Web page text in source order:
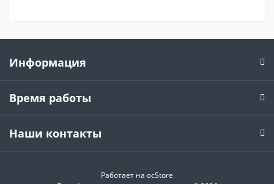
Информация
Время работы
Наши контакты
Работает на ocStore